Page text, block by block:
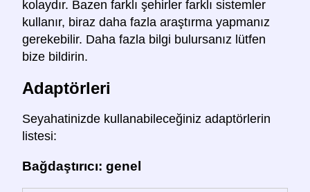
kolaydır. Bazen farklı şehirler farklı sistemler
kullanır, biraz daha fazla araştırma yapmanız
gerekebilir. Daha fazla bilgi bulursanız lütfen
bize bildirin.
Adaptörleri
Seyahatinizde kullanabileceğiniz adaptörlerin
listesi:
Bağdaştırıcı: genel